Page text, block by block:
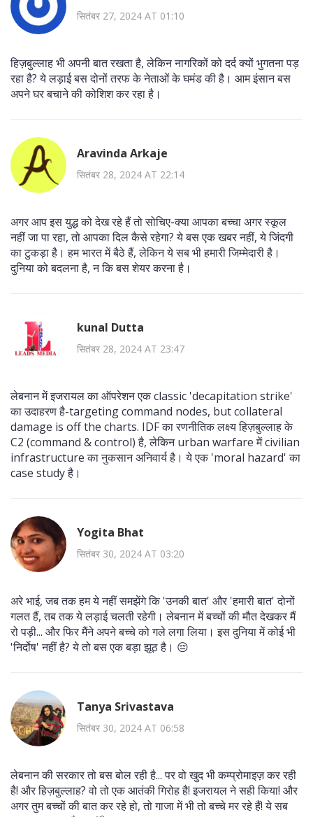
सितंबर 27, 2024 AT 01:10
हिज़बुल्लाह भी अपनी बात रखता है, लेकिन नागरिकों को दर्द क्यों भुगतना पड़
रहा है? ये लड़ाई बस दोनों तरफ के नेताओं के घमंड की है। आम इंसान बस
अपने घर बचाने की कोशिश कर रहा है।
Aravinda Arkaje
सितंबर 28, 2024 AT 22:14
अगर आप इस युद्ध को देख रहे हैं तो सोचिए-क्या आपका बच्चा अगर स्कूल
नहीं जा पा रहा, तो आपका दिल कैसे रहेगा? ये बस एक खबर नहीं, ये जिंदगी
का टुकड़ा है। हम भारत में बैठे हैं, लेकिन ये सब भी हमारी जिम्मेदारी है।
दुनिया को बदलना है, न कि बस शेयर करना है।
kunal Dutta
सितंबर 28, 2024 AT 23:47
लेबनान में इजरायल का ऑपरेशन एक classic 'decapitation strike'
का उदाहरण है-targeting command nodes, but collateral
damage is off the charts. IDF का रणनीतिक लक्ष्य हिज़बुल्लाह के
C2 (command & control) है, लेकिन urban warfare में civilian
infrastructure का नुकसान अनिवार्य है। ये एक 'moral hazard' का
case study है।
Yogita Bhat
सितंबर 30, 2024 AT 03:20
अरे भाई, जब तक हम ये नहीं समझेंगे कि 'उनकी बात' और 'हमारी बात' दोनों
गलत हैं, तब तक ये लड़ाई चलती रहेगी। लेबनान में बच्चों की मौत देखकर मैं
रो पड़ी... और फिर मैंने अपने बच्चे को गले लगा लिया। इस दुनिया में कोई भी
'निर्दोष' नहीं है? ये तो बस एक बड़ा झूठ है। 😔
Tanya Srivastava
सितंबर 30, 2024 AT 06:58
लेबनान की सरकार तो बस बोल रही है... पर वो खुद भी कम्प्रोमाइज़ कर रही
है! और हिज़बुल्लाह? वो तो एक आतंकी गिरोह है! इजरायल ने सही किया! और
अगर तुम बच्चों की बात कर रहे हो, तो गाजा में भी तो बच्चे मर रहे हैं! ये सब